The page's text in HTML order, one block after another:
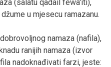
(salatu qadail fewa'iti),
u mjesecu ramazanu.
namaza (nafila),
ranijih namaza (izvor
nadoknađivati farzi, jeste: